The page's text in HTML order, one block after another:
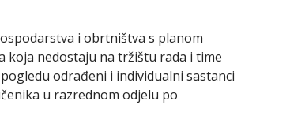
i obrtništva s planom
koja nedostaju na tržištu rada i time
odrađeni i individualni sastanci
u razrednom odjelu po